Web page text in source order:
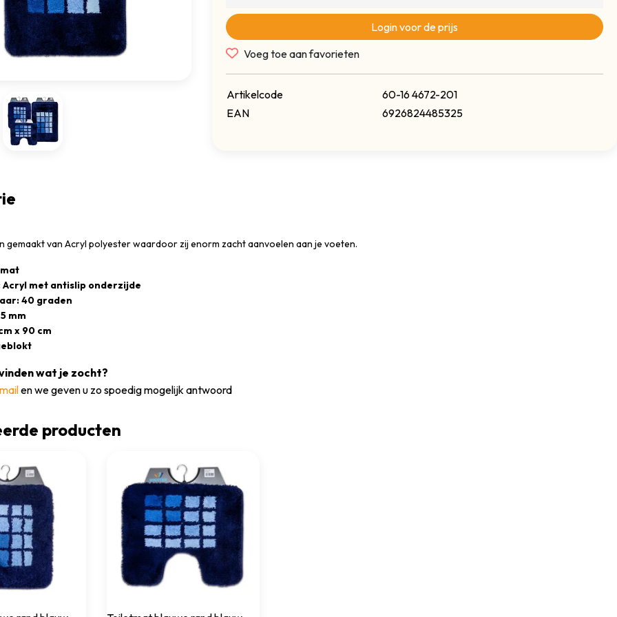
Login voor de prijs
Voeg toe aan favorieten
Artikelcode
60-16 4672-201
EAN
6926824485325
gemaakt van Acryl polyester waardoor zij enorm zacht aanvoelen aan je voeten.
met antislip onderzijde
40 graden
mm
x 90 cm
wat je zocht?
mailen we geven u zo spoedig mogelijk antwoord
producten